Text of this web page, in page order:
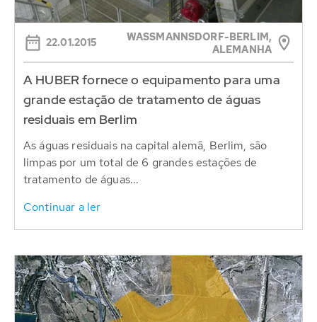
22.01.2015
WASSMANNSDORF-BERLIM, A
LEMANHA
A HUBER fornece o equipamento para uma
grande estação de tratamento de águas
residuais em Berlim
As águas residuais na capital alemã, Berlim, são
limpas por um total de 6 grandes estações de
tratamento de águas...
Continuar a ler